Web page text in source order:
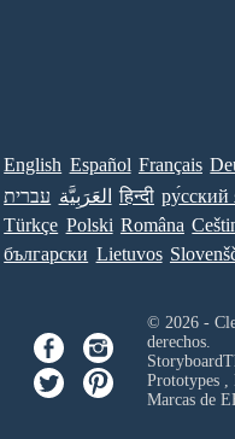
English Español Français
עברית العَرَبِيَّة हिन्दी ру́сский
Türkçe Polski Româna
български Lietuvos
© 2026 -
derechos.
Prototypes
Marcas de